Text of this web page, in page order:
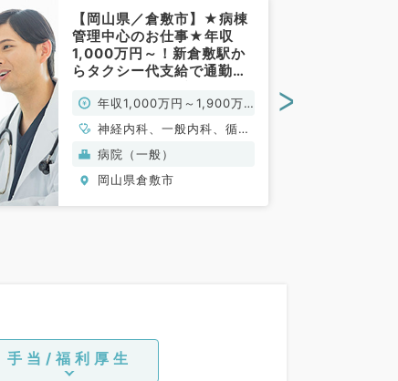
【岡山県／倉敷市】★病棟
管理中心のお仕事★年収
1,000万円～！新倉敷駅か
らタクシー代支給で通勤ラ
年収1,000万円～1,900万
円
神経内科、一般内科、循環
器内科、呼吸器内科、消化
器内科、内分泌・代謝内
科、腎臓内科、老年内科、
病院（一般）
岡山県倉敷市
>
手当/福利厚生